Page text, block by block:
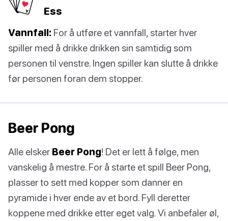
Ess
Vannfall: For å utføre et vannfall, starter hver
spiller med å drikke drikken sin samtidig som
personen til venstre. Ingen spiller kan slutte å drikke
før personen foran dem stopper.
Beer Pong
Alle elsker Beer Pong! Det er lett å følge, men
vanskelig å mestre. For å starte et spill Beer Pong,
plasser to sett med kopper som danner en
pyramide i hver ende av et bord. Fyll deretter
koppene med drikke etter eget valg. Vi anbefaler øl,